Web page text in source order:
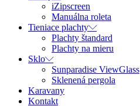
iZipscreen
Manuálna roleta
Tieniace plachty
Plachty štandard
Plachty na mieru
Sklo
Sunparadise ViewGlass
Sklenená pergola
Karavany
Kontakt